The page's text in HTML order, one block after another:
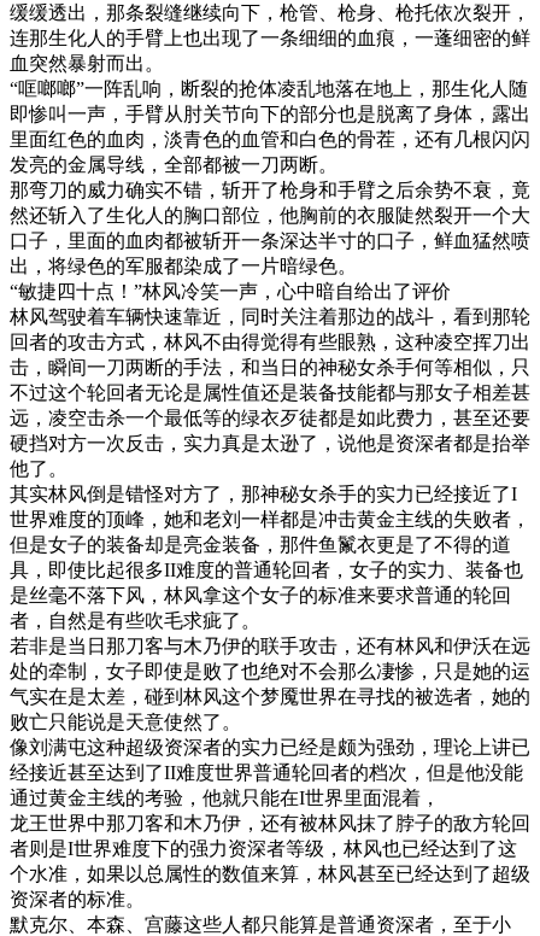
缓缓透出，那条裂缝继续向下，枪管、枪身、枪托依次裂开，
连那生化人的手臂上也出现了一条细细的血痕，一蓬细密的鲜
血突然暴射而出。
“哐啷啷”一阵乱响，断裂的抢体凌乱地落在地上，那生化人随
即惨叫一声，手臂从肘关节向下的部分也是脱离了身体，露出
里面红色的血肉，淡青色的血管和白色的骨茬，还有几根闪闪
发亮的金属导线，全部都被一刀两断。
那弯刀的威力确实不错，斩开了枪身和手臂之后余势不衰，竟
然还斩入了生化人的胸口部位，他胸前的衣服陡然裂开一个大
口子，里面的血肉都被斩开一条深达半寸的口子，鲜血猛然喷
出，将绿色的军服都染成了一片暗绿色。
“敏捷四十点！”林风冷笑一声，心中暗自给出了评价
林风驾驶着车辆快速靠近，同时关注着那边的战斗，看到那轮
回者的攻击方式，林风不由得觉得有些眼熟，这种凌空挥刀出
击，瞬间一刀两断的手法，和当日的神秘女杀手何等相似，只
不过这个轮回者无论是属性值还是装备技能都与那女子相差甚
远，凌空击杀一个最低等的绿衣歹徒都是如此费力，甚至还要
硬挡对方一次反击，实力真是太逊了，说他是资深者都是抬举
他了。
其实林风倒是错怪对方了，那神秘女杀手的实力已经接近了I
世界难度的顶峰，她和老刘一样都是冲击黄金主线的失败者，
但是女子的装备却是亮金装备，那件鱼鬣衣更是了不得的道
具，即使比起很多II难度的普通轮回者，女子的实力、装备也
是丝毫不落下风，林风拿这个女子的标准来要求普通的轮回
者，自然是有些吹毛求疵了。
若非是当日那刀客与木乃伊的联手攻击，还有林风和伊沃在远
处的牵制，女子即使是败了也绝对不会那么凄惨，只是她的运
气实在是太差，碰到林风这个梦魇世界在寻找的被选者，她的
败亡只能说是天意使然了。
像刘满屯这种超级资深者的实力已经是颇为强劲，理论上讲已
经接近甚至达到了II难度世界普通轮回者的档次，但是他没能
通过黄金主线的考验，他就只能在I世界里面混着，
龙王世界中那刀客和木乃伊，还有被林风抹了脖子的敌方轮回
者则是I世界难度下的强力资深者等级，林风也已经达到了这
个水准，如果以总属性的数值来算，林风甚至已经达到了超级
资深者的标准。
默克尔、本森、宫藤这些人都只能算是普通资深者，至于小